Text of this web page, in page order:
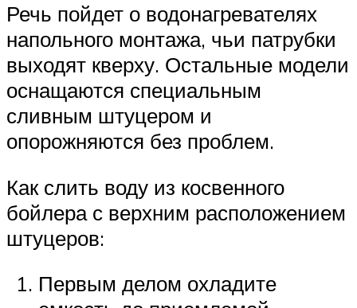
Речь пойдет о водонагревателях
напольного монтажа, чьи патрубки
выходят кверху. Остальные модели
оснащаются специальным
сливным штуцером и
опорожняются без проблем.
Как слить воду из косвенного
бойлера с верхним расположением
штуцеров:
Первым делом охладите